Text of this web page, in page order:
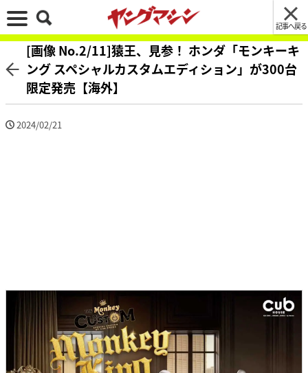
記事へ戻る
[画像 No.2/11]猿王、見参！ ホンダ「モンキーキ
ング スペシャルカスタムエディション」が300台
限定発売【海外】
2024/02/21